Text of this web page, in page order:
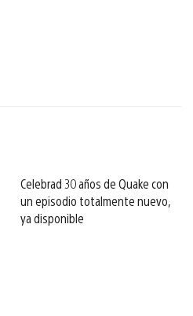
Celebrad 30 años de Quake con
un episodio totalmente nuevo,
ya disponible